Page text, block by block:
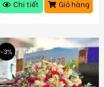
Chi tiết
Giỏ hàng
-3%